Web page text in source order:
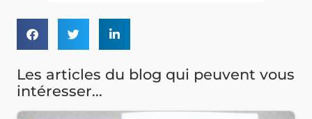
Les articles du blog qui peuvent vous
intéresser...